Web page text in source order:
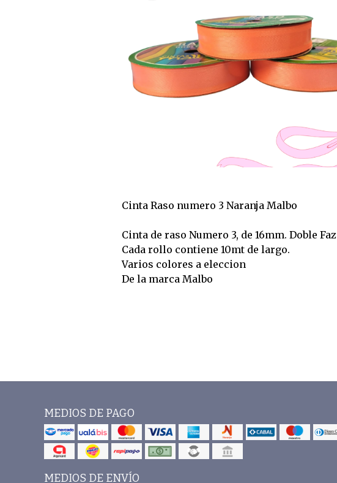
Cinta Raso numero 3 Naranja Malbo
Cinta de raso Numero 3, de 16mm. Doble Faz
Cada rollo contiene 10mt de largo.
Varios colores a eleccion
De la marca Malbo
MEDIOS DE PAGO
MEDIOS DE ENVÍO